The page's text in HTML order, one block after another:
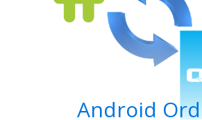
Android